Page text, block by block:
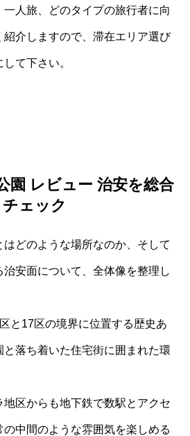
人旅、どのタイプの旅行者に向
紹介しますので、滞在エリア選び
て下さい。
園 レビュー 治安を総合
チェック
はどのような場所なのか、そして
安面について、全体像を整理し
と17区の境界に位置する歴史あ
と落ち着いた住宅街に囲まれた環
地区からも地下鉄で数駅とアクセ
の中間のような雰囲気を楽しめる